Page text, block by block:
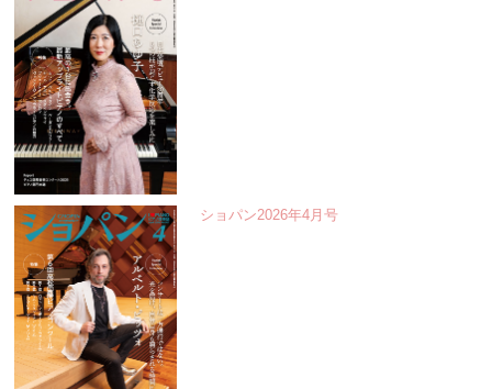
ショパン2026年4月号